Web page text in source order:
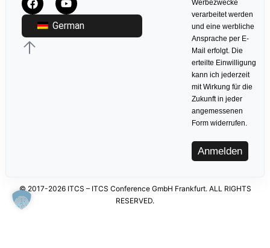
German
Werbezwecke
verarbeitet werden
und eine werbliche
Ansprache per E-
Mail erfolgt. Die
erteilte Einwilligung
kann ich jederzeit
mit Wirkung für die
Zukunft in jeder
angemessenen
Form widerrufen.
Anmelden
© 2017-2026 ITCS – ITCS Conference GmbH Frankfurt. ALL RIGHTS
RESERVED.